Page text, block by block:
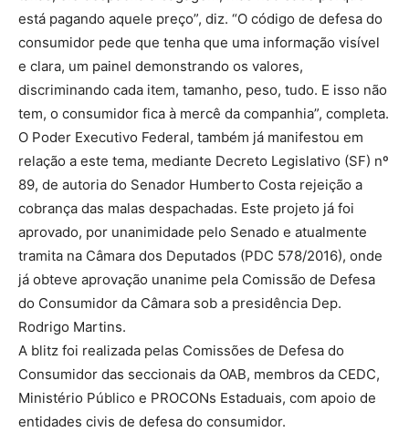
está pagando aquele preço”, diz. “O código de defesa do
consumidor pede que tenha que uma informação visível
e clara, um painel demonstrando os valores,
discriminando cada item, tamanho, peso, tudo. E isso não
tem, o consumidor fica à mercê da companhia”, completa.
O Poder Executivo Federal, também já manifestou em
relação a este tema, mediante Decreto Legislativo (SF) nº
89, de autoria do Senador Humberto Costa rejeição a
cobrança das malas despachadas. Este projeto já foi
aprovado, por unanimidade pelo Senado e atualmente
tramita na Câmara dos Deputados (PDC 578/2016), onde
já obteve aprovação unanime pela Comissão de Defesa
do Consumidor da Câmara sob a presidência Dep.
Rodrigo Martins.
A blitz foi realizada pelas Comissões de Defesa do
Consumidor das seccionais da OAB, membros da CEDC,
Ministério Público e PROCONs Estaduais, com apoio de
entidades civis de defesa do consumidor.